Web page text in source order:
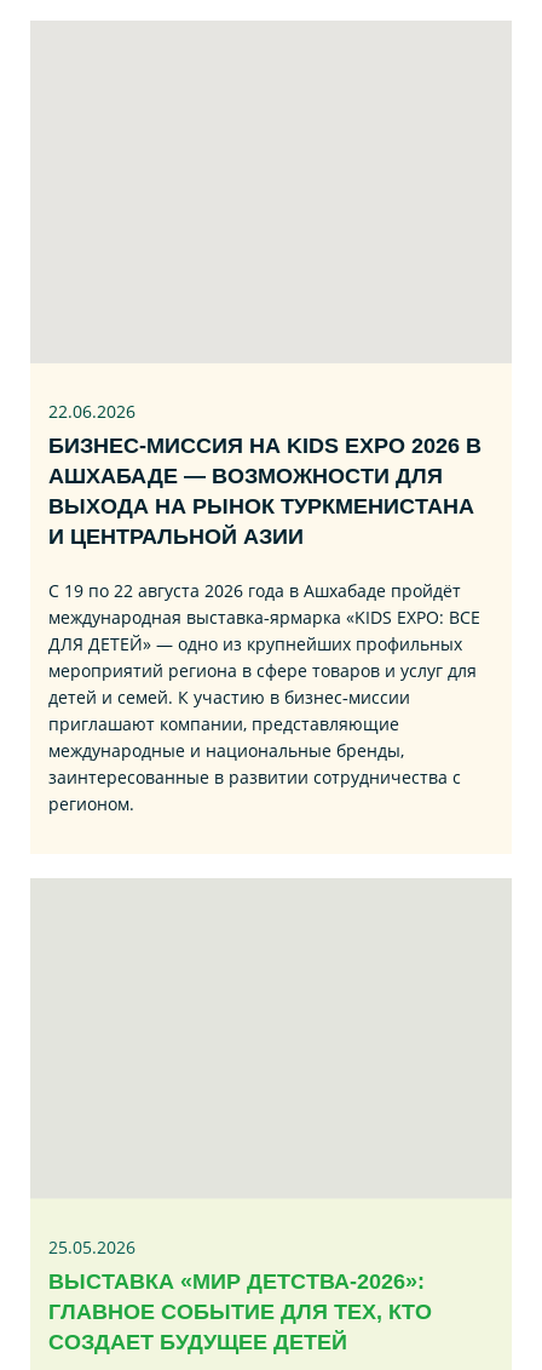
22.06.2026
БИЗНЕС‑МИССИЯ НА KIDS EXPO 2026 В
АШХАБАДЕ — ВОЗМОЖНОСТИ ДЛЯ
ВЫХОДА НА РЫНОК ТУРКМЕНИСТАНА
И ЦЕНТРАЛЬНОЙ АЗИИ
С 19 по 22 августа 2026 года в Ашхабаде пройдёт
международная выставка‑ярмарка «KIDS EXPO: ВСЕ
ДЛЯ ДЕТЕЙ» — одно из крупнейших профильных
мероприятий региона в сфере товаров и услуг для
детей и семей. К участию в бизнес‑миссии
приглашают компании, представляющие
международные и национальные бренды,
заинтересованные в развитии сотрудничества с
регионом.
25.05.2026
ВЫСТАВКА «МИР ДЕТСТВА-2026»:
ГЛАВНОЕ СОБЫТИЕ ДЛЯ ТЕХ, КТО
СОЗДАЕТ БУДУЩЕЕ ДЕТЕЙ